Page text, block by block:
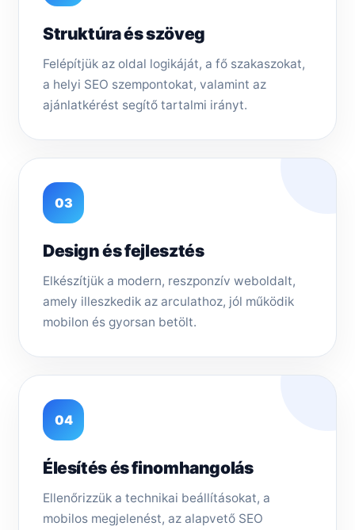
Struktúra és szöveg
Felépítjük az oldal logikáját, a fő szakaszokat,
a helyi SEO szempontokat, valamint az
ajánlatkérést segítő tartalmi irányt.
03
Design és fejlesztés
Elkészítjük a modern, reszponzív weboldalt,
amely illeszkedik az arculathoz, jól működik
mobilon és gyorsan betölt.
04
Élesítés és finomhangolás
Ellenőrizzük a technikai beállításokat, a
mobilos megjelenést, az alapvető SEO